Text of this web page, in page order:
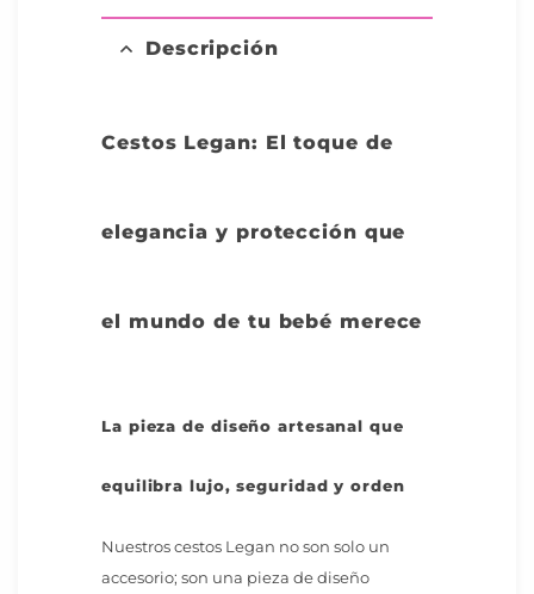
Descripción
Cestos Legan: El toque de
elegancia y protección que
el mundo de tu bebé merece
La pieza de diseño artesanal que
equilibra lujo, seguridad y orden
Nuestros cestos Legan no son solo un
accesorio; son una pieza de diseño